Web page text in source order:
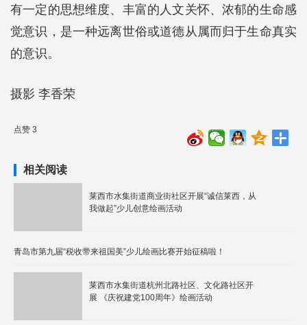
有一定的思想维度、丰富的人文关怀、浓郁的生命感
觉意识，是一种远离世俗或道德从属而归于生命真实
的意识。
摄影 李香荣
点赞 3
相关阅读
莱西市水集街道商业街社区开展“诚信莱西，从
我做起”少儿创意绘画活动
青岛市第九届“税收带来祖国美”少儿绘画比赛开始征稿啦！
莱西市水集街道杭州北路社区、文化路社区开
展 《庆祝建党100周年》绘画活动